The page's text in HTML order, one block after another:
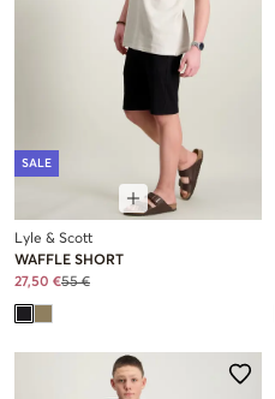
SALE
Lyle & Scott
WAFFLE SHORT
27,50 €55 €